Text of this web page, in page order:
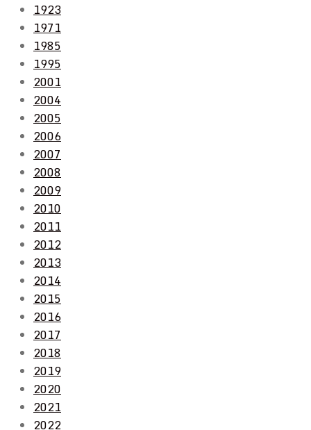
1923
1971
1985
1995
2001
2004
2005
2006
2007
2008
2009
2010
2011
2012
2013
2014
2015
2016
2017
2018
2019
2020
2021
2022